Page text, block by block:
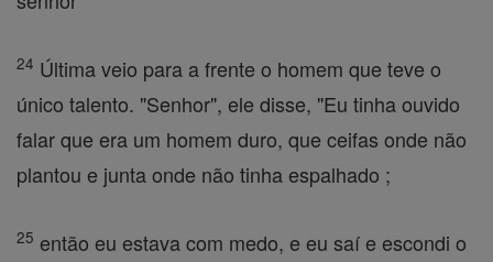
24 Última veio para a frente o homem que teve o
único talento. "Senhor", ele disse, "Eu tinha ouvido
falar que era um homem duro, que ceifas onde não
plantou e junta onde não tinha espalhado ;
25 então eu estava com medo, e eu saí e escondi o